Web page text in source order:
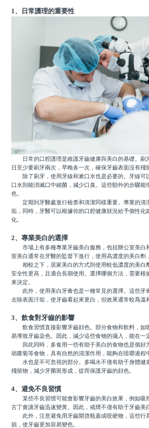
1、日常護理的重要性
日常的口腔護理是維護牙齒健康與美白的基礎。刷
日至少要刷牙兩次，早晚各一次，確保牙齒表面沒有殘
除了刷牙，使用牙線和漱口水也是必要的。牙線可
口水則能消滅口中細菌，減少口臭。這些額外的步驟能
色。
定期到牙醫處進行檢查和清潔同樣重要。專業的清
垢，同時，牙醫可以根據你的口腔健康狀況給予個性化
化。
2、專業美白的選擇
市場上有多種專業牙齒美白服務，包括辦公室美白
室美白通常在牙醫的監督下進行，使用高濃度的美白劑
相較之下，居家美白的方式則使用較低濃度的美白
安全性更高，且適合長期使用。選擇哪個方法，需要根
來決定。
此外，使用美白牙膏也是一種常見的選擇。這些牙
去除表面汙垢，使牙齒看起來更白，但效果通常較爲溫
3、飲食對牙齒的影響
飲食習慣直接影響牙齒顔色。部分食物和飲料，如
易導致牙齒染色。因此，減少這些食物的攝入，能在一
與此同時，多食用一些有助于美白的食物也是個好
胡蘿蔔等食物，具有自然的清潔作用，能夠在咀嚼過程
水也是不可忽視的部分。多喝水不僅有助于身體健
殘留物，減少牙菌斑形成，從而保護牙齒的顔色。
4、避免不良習慣
某些不良習慣可能會影響牙齒的美白效果，例如吸
古丁會讓牙齒迅速變黃。因此，戒煙不僅有助于牙齒美
此外，注意避免用牙齒開啓瓶蓋或咬硬物，這些行
損，使牙齒更加容易變色。